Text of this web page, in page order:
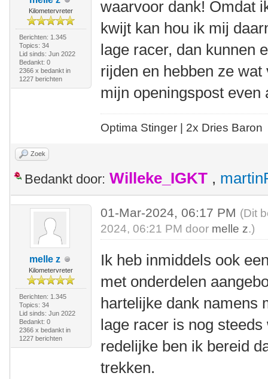
Kilometervreter
Berichten: 1.345
Topics: 34
Lid sinds: Jun 2022
Bedankt: 0
2366 x bedankt in
1227 berichten
waarvoor dank! Omdat
kwijt kan hou ik mij
lage racer, dan kunnen
rijden en hebben ze
mijn openingspost even
Optima Stinger | 2x Dries Baron
Zoek
Bedankt door: Willeke_IGKT ,
melle z
Kilometervreter
Berichten: 1.345
Topics: 34
Lid sinds: Jun 2022
Bedankt: 0
2366 x bedankt in
1227 berichten
01-Mar-2024, 06:17 PM (Dit
2024, 06:21 PM door melle z.)
Ik heb inmiddels ook
met onderdelen
hartelijke dank namens
lage racer is nog
redelijke ben ik bereid
trekken.